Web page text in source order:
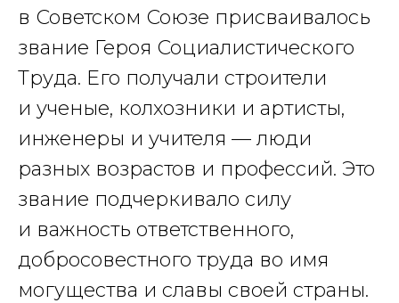
в Советском Союзе присваивалось
звание Героя Социалистического
Труда. Его получали строители
и ученые, колхозники и артисты,
инженеры и учителя — люди
разных возрастов и профессий. Это
звание подчеркивало силу
и важность ответственного,
добросовестного труда во имя
могущества и славы своей страны.